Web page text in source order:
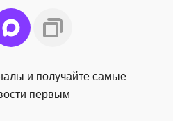
и получайте самые
первым